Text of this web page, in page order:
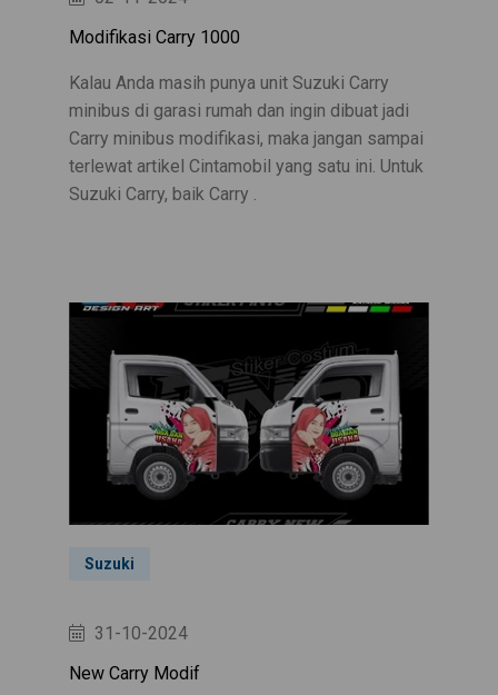
Modifikasi Carry 1000
Kalau Anda masih punya unit Suzuki Carry
minibus di garasi rumah dan ingin dibuat jadi
Carry minibus modifikasi, maka jangan sampai
terlewat artikel Cintamobil yang satu ini. Untuk
Suzuki Carry, baik Carry .
Suzuki
31-10-2024
New Carry Modif